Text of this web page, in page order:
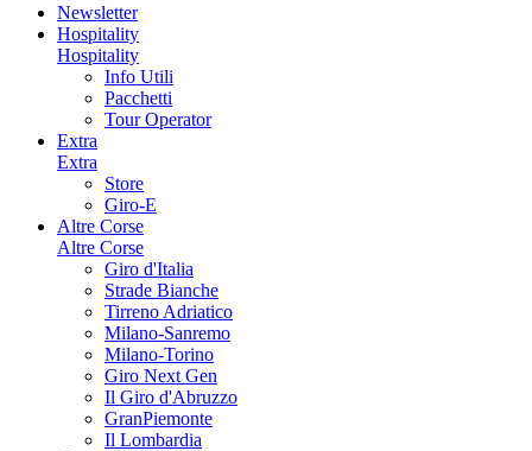
Newsletter
Hospitality
Hospitality
Info Utili
Pacchetti
Tour Operator
Extra
Extra
Store
Giro-E
Altre Corse
Altre Corse
Giro d'Italia
Strade Bianche
Tirreno Adriatico
Milano-Sanremo
Milano-Torino
Giro Next Gen
Il Giro d'Abruzzo
GranPiemonte
Il Lombardia